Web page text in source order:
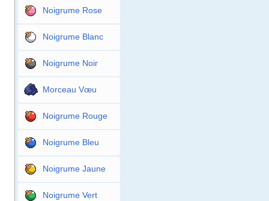
Noigrume Rose
Noigrume Blanc
Noigrume Noir
Morceau Vœu
Noigrume Rouge
Noigrume Bleu
Noigrume Jaune
Noigrume Vert